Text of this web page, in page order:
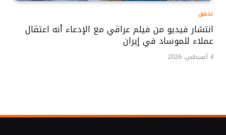
تحقق
انتشار فيديو من فيلم عراقي مع الإدعاء أنه اعتقال
عملاء للموساد في إيران
4 أغسطس، 2026